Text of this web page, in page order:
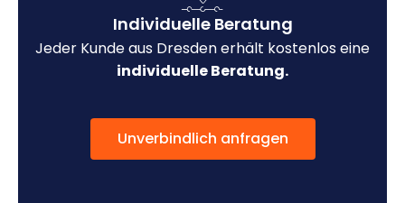
Individuelle Beratung
Jeder Kunde aus Dresden erhält kostenlos eine
individuelle Beratung.
Unverbindlich anfragen